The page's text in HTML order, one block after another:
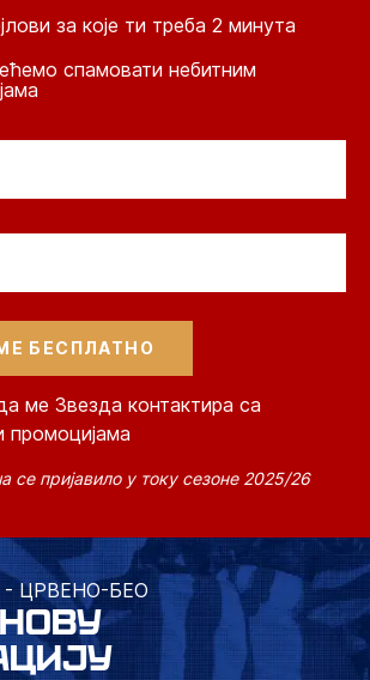
за које ти треба 2 минута
спамовати небитним
ме Звезда контактира са
промоцијама
се пријавило у току сезоне 2025/26
ЦРВЕНО-БЕО